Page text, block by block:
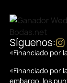
Síguenos:
«Financiado por
«Financiado por
embargo, los